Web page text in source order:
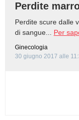
Perdite
Perdite scure dalle
di sangue... Per
Ginecologia
30 giugno 2017 alle